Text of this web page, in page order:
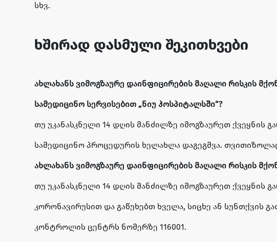
სხვ.
ხშირად დასმული შეკითხვები
ახლახანს ვიმოგზაურე დაინფიცირების მაღალი რისკის
სამედიცინო სერვისებით „ნიუ ჰოსპიტალსში“?
თუ უკანასკნელი 14 დღის მანძილზე იმოგზაურეთ ქვეყნის
სამედიცინო პროცედურის ხელახლა დაგეგმვა.
ახლახანს ვიმოგზაურე დაინფიცირების მაღალი რისკის
თუ უკანასკნელი 14 დღის მანძილზე იმოგზაურეთ
კორონავირუსით და გაწუხებთ ხველა, სიცხე ან სუნთქვის
კონტროლის ცენტრს ნომერზე 116001.